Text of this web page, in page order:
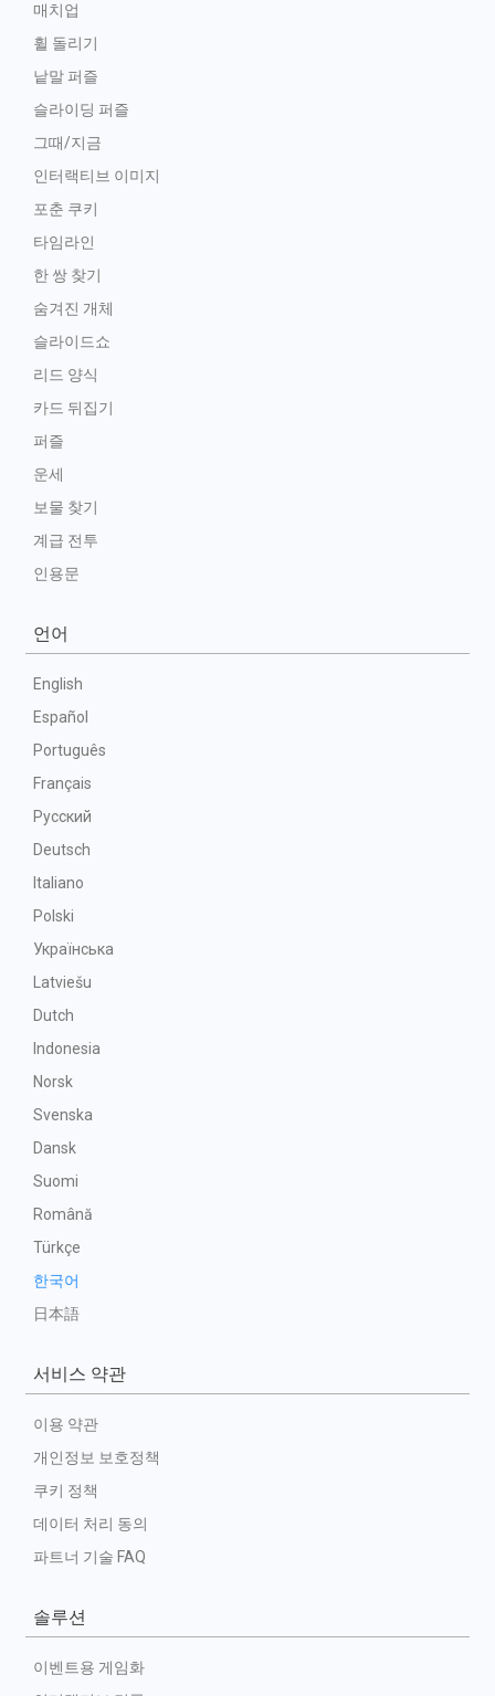
매치업
휠 돌리기
낱말 퍼즐
슬라이딩 퍼즐
그때/지금
인터랙티브 이미지
포춘 쿠키
타임라인
한 쌍 찾기
숨겨진 개체
슬라이드쇼
리드 양식
카드 뒤집기
퍼즐
운세
보물 찾기
계급 전투
인용문
언어
English
Español
Português
Français
Русский
Deutsch
Italiano
Polski
Українська
Latviešu
Dutch
Indonesia
Norsk
Svenska
Dansk
Suomi
Română
Türkçe
한국어
日本語
서비스 약관
이용 약관
개인정보 보호정책
쿠키 정책
데이터 처리 동의
파트너 기술 FAQ
솔루션
이벤트용 게임화